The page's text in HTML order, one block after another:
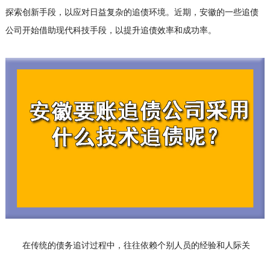
探索创新手段，以应对日益复杂的追债环境。近期，安徽的一些追债
公司开始借助现代科技手段，以提升追债效率和成功率。
在传统的债务追讨过程中，往往依赖个别人员的经验和人际关